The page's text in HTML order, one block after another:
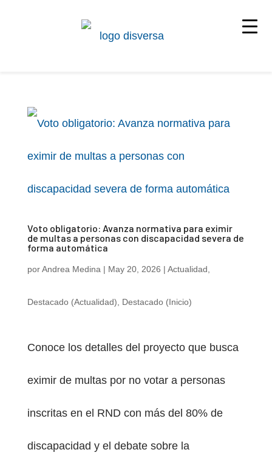
Voto obligatorio: Avanza normativa para eximir
de multas a personas con discapacidad severa de
forma automática
porAndrea Medina | May 20, 2026 | Actualidad
Destacado (Actualidad) Destacado (Inicio)
Conoce los detalles del proyecto que busca
eximir de multas por no votar a personas
inscritas en el RND con más del 80% de
discapacidad y el debate sobre la